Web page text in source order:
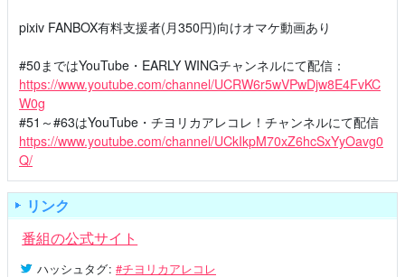
pixiv FANBOX有料支援者(月350円)向けオマケ動画あり
#50まではYouTube・EARLY WINGチャンネルにて配信：
https://www.youtube.com/channel/UCRW6r5wVPwDjw8E4FvKC
W0g
#51～#63はYouTube・チヨリカアレコレ！チャンネルにて配信
https://www.youtube.com/channel/UCkIkpM70xZ6hcSxYyOavg0
Q/
リンク
番組の公式サイト
ハッシュタグ: #チヨリカアレコレ